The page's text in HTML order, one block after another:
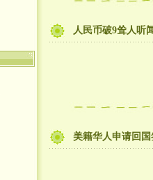
人民币破9耸人听
美籍华人申请回